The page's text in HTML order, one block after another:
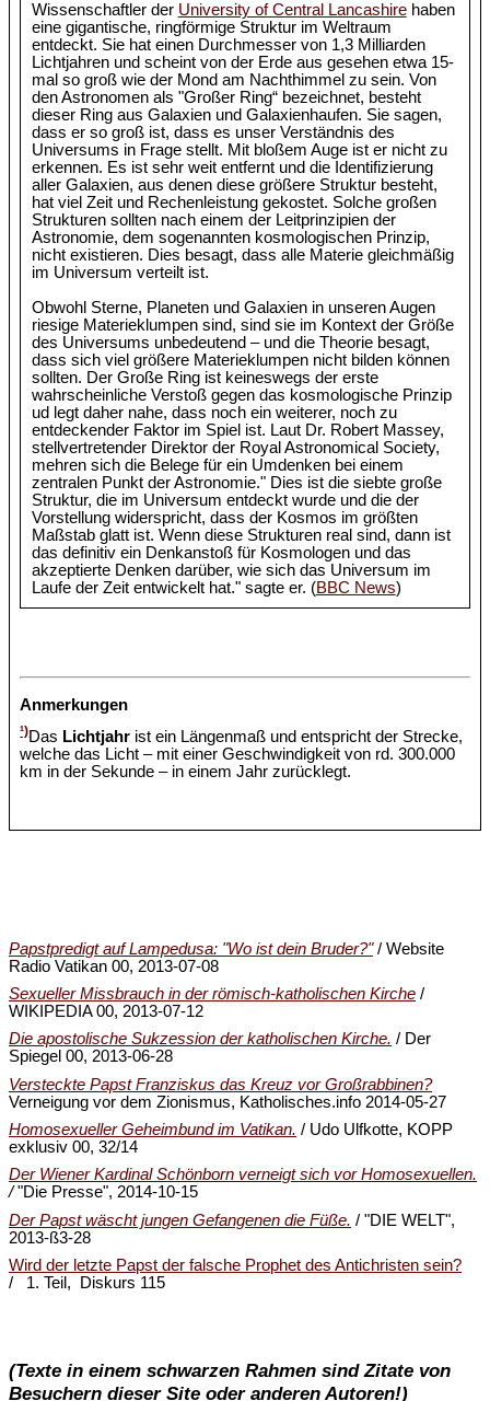
Wissenschaftler der University of Central Lancashirehaben
eine gigantische, ringförmige Struktur im Weltraum
entdeckt. Sie hat einen Durchmesser von 1,3 Milliarden
Lichtjahren und scheint von der Erde aus gesehen etwa 15-
mal so groß wie der Mond am Nachthimmel zu sein. Von
den Astronomen als "Großer Ring“ bezeichnet, besteht
dieser Ring aus Galaxien und Galaxienhaufen. Sie sagen,
dass er so groß ist, dass es unser Verständnis des
Universums in Frage stellt. Mit bloßem Auge ist er nicht zu
erkennen. Es ist sehr weit entfernt und die Identifizierung
aller Galaxien, aus denen diese größere Struktur besteht,
hat viel Zeit und Rechenleistung gekostet. Solche großen
Strukturen sollten nach einem der Leitprinzipien der
Astronomie, dem sogenannten kosmologischen Prinzip,
nicht existieren. Dies besagt, dass alle Materie gleichmäßig
im Universum verteilt ist.
Obwohl Sterne, Planeten und Galaxien in unseren Augen
riesige Materieklumpen sind, sind sie im Kontext der Größe
des Universums unbedeutend – und die Theorie besagt,
dass sich viel größere Materieklumpen nicht bilden können
sollten. Der Große Ring ist keineswegs der erste
wahrscheinliche Verstoß gegen das kosmologische Prinzip
ud legt daher nahe, dass noch ein weiterer, noch zu
entdeckender Faktor im Spiel ist. Laut Dr. Robert Massey,
stellvertretender Direktor der Royal Astronomical Society,
mehren sich die Belege für ein Umdenken bei einem
zentralen Punkt der Astronomie." Dies ist die siebte große
Struktur, die im Universum entdeckt wurde und die der
Vorstellung widerspricht, dass der Kosmos im größten
Maßstab glatt ist. Wenn diese Strukturen real sind, dann ist
das definitiv ein Denkanstoß für Kosmologen und das
akzeptierte Denken darüber, wie sich das Universum im
Laufe der Zeit entwickelt hat." sagte er. (BBC News)
Anmerkungen
¹)Das Lichtjahr ist ein Längenmaß und entspricht der Strecke,
welche das Licht – mit einer Geschwindigkeit von rd. 300.000
km in der Sekunde – in einem Jahr zurücklegt.
Papstpredigt auf Lampedusa: "Wo ist dein Bruder?"/ Website
Radio Vatikan 00, 2013-07-08
Sexueller Missbrauch in der römisch-katholischen Kirche /
WIKIPEDIA 00, 2013-07-12
Die apostolische Sukzession der katholischen Kirche. / Der
Spiegel 00, 2013-06-28
Versteckte Papst Franziskus das Kreuz vor Großrabbinen?
Verneigung vor dem Zionismus, Katholisches.info 2014-05-27
Homosexueller Geheimbund im Vatikan. / Udo Ulfkotte, KOPP
exklusiv 00, 32/14
Der Wiener Kardinal Schönborn verneigt sich vor Homosexuellen.
/"Die Presse", 2014-10-15
Der Papst wäscht jungen Gefangenen die Füße. / "DIE WELT",
2013-ß3-28
Wird der letzte Papst der falsche Prophet des Antichristen sein?
/ 1. Teil, Diskurs 115
(Texte in einem schwarzen Rahmen sind Zitate von
Besuchern dieser Site oder anderen Autoren!)